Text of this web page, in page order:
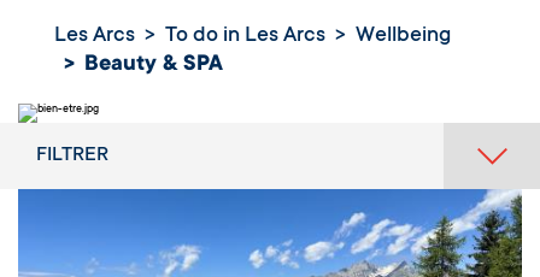
Les Arcs To do in Les Arcs
Wellbeing
Beauty & SPA
FILTRER